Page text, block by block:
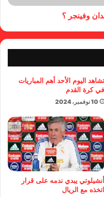
وفينجر ؟
تشاهد اليوم الأحد أهم المباريات
في كرة القدم
10 نوفمبر، 2024
أنشيلوتي يبدي ندمه على قرار
اتخذه مع الريال